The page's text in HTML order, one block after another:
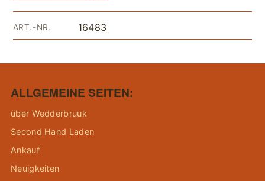
ART.-NR. 16483
ALLGEMEINE SEITEN:
über Wedderbruuk
Second Hand Laden
Ankauf
Neuigkeiten